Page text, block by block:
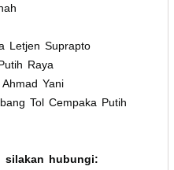
Letjen Suprapto
Raya
Yani
Tol Cempaka Putih
silakan hubungi: